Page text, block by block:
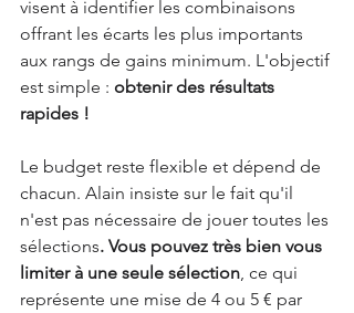
visent à identifier les combinaisons
offrant les écarts les plus importants
aux rangs de gains minimum. L'objectif
est simple : obtenir des résultats
rapides !
Le budget reste flexible et dépend de
chacun. Alain insiste sur le fait qu'il
n'est pas nécessaire de jouer toutes les
sélections. Vous pouvez très bien vous
limiter à une seule sélection , ce qui
représente une mise de 4 ou 5 € par